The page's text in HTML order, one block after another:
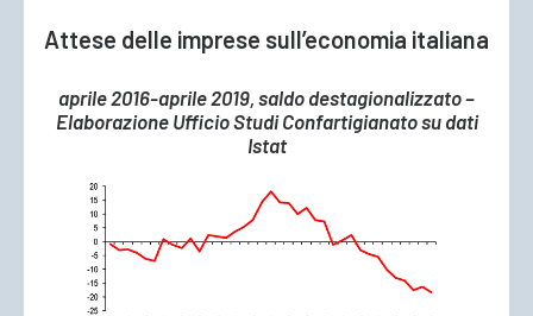
Attese delle imprese sull’economia italiana
aprile 2016-aprile 2019, saldo destagionalizzato –
Elaborazione Ufficio Studi Confartigianato su dati
Istat